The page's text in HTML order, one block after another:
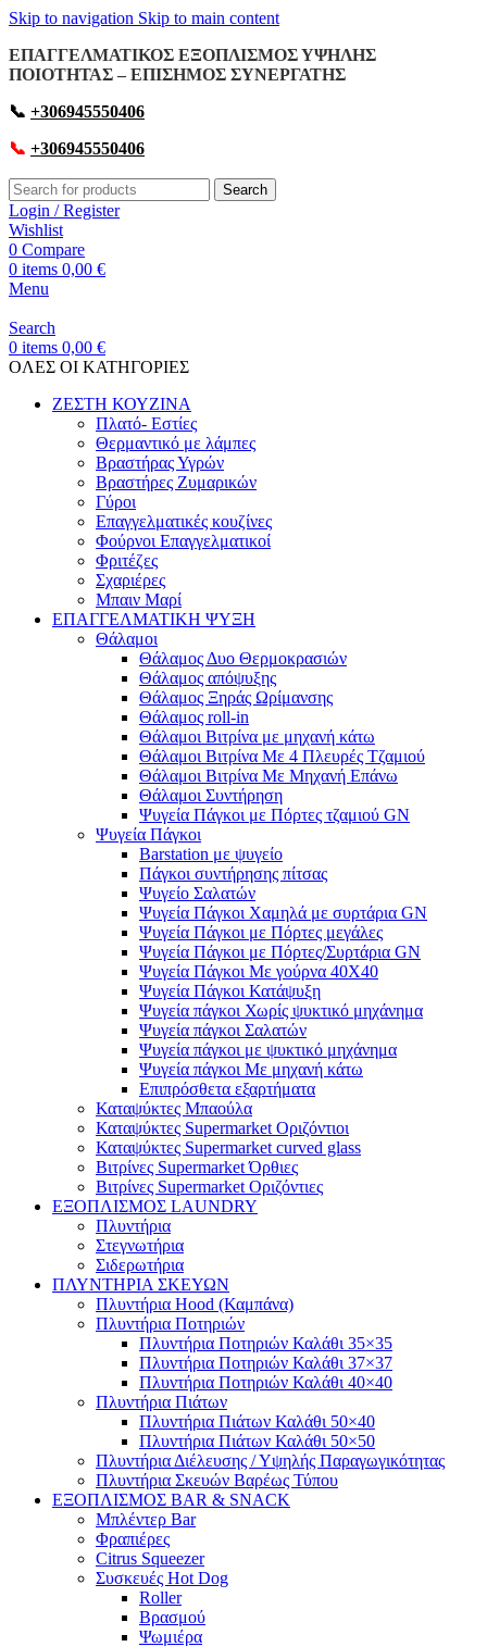
Skip to navigation Skip to main content
ΕΠΑΓΓΕΛΜΑΤΙΚΟΣ ΕΞΟΠΛΙΣΜΟΣ ΥΨΗΛΗΣ
ΠΟΙΟΤΗΤΑΣ – ΕΠΙΣΗΜΟΣ ΣΥΝΕΡΓΑΤΗΣ
📞 +306945550406
📞 +306945550406
Search
Login / Register
Wishlist
0 Compare
0 items 0,00 €
Menu
Search
0 items 0,00 €
OΛΕΣ ΟΙ ΚΑΤΗΓΟΡΙΕΣ
ΖΕΣΤΗ ΚΟΥΖΙΝΑ
Πλατό- Εστίες
Θερμαντικό με λάμπες
Βραστήρας Υγρών
Βραστήρες Ζυμαρικών
Γύροι
Επαγγελματικές κουζίνες
Φούρνοι Επαγγελματικοί
Φριτέζες
Σχαριέρες
Μπαιν Μαρί
ΕΠΑΓΓΕΛΜΑΤΙΚΗ ΨΥΞΗ
Θάλαμοι
Θάλαμος Δυο Θερμοκρασιών
Θάλαμος απόψυξης
Θάλαμος Ξηράς Ωρίμανσης
Θάλαμος roll-in
Θάλαμοι Βιτρίνα με μηχανή κάτω
Θάλαμοι Βιτρίνα Με 4 Πλευρές Τζαμιού
Θάλαμοι Βιτρίνα Με Μηχανή Επάνω
Θάλαμοι Συντήρηση
Ψυγεία Πάγκοι με Πόρτες τζαμιού GN
Ψυγεία Πάγκοι
Barstation με ψυγείο
Πάγκοι συντήρησης πίτσας
Ψυγείο Σαλατών
Ψυγεία Πάγκοι Χαμηλά με συρτάρια GN
Ψυγεία Πάγκοι με Πόρτες μεγάλες
Ψυγεία Πάγκοι με Πόρτες/Συρτάρια GN
Ψυγεία Πάγκοι Με γούρνα 40Χ40
Ψυγεία Πάγκοι Κατάψυξη
Ψυγεία πάγκοι Χωρίς ψυκτικό μηχάνημα
Ψυγεία πάγκοι Σαλατών
Ψυγεία πάγκοι με ψυκτικό μηχάνημα
Ψυγεία πάγκοι Με μηχανή κάτω
Επιπρόσθετα εξαρτήματα
Καταψύκτες Μπαούλα
Καταψύκτες Supermarket Οριζόντιοι
Καταψύκτες Supermarket curved glass
Βιτρίνες Supermarket Όρθιες
Βιτρίνες Supermarket Οριζόντιες
ΕΞΟΠΛΙΣΜΟΣ LAUNDRY
Πλυντήρια
Στεγνωτήρια
Σιδερωτήρια
ΠΛΥΝΤΗΡΙΑ ΣΚΕΥΩΝ
Πλυντήρια Hood (Καμπάνα)
Πλυντήρια Ποτηριών
Πλυντήρια Ποτηριών Καλάθι 35×35
Πλυντήρια Ποτηριών Καλάθι 37×37
Πλυντήρια Ποτηριών Καλάθι 40×40
Πλυντήρια Πιάτων
Πλυντήρια Πιάτων Καλάθι 50×40
Πλυντήρια Πιάτων Καλάθι 50×50
Πλυντήρια Διέλευσης / Υψηλής Παραγωγικότητας
Πλυντήρια Σκευών Βαρέως Τύπου
ΕΞΟΠΛΙΣΜΟΣ BAR & SNACK
Μπλέντερ Bar
Φραπιέρες
Citrus Squeezer
Συσκευές Hot Dog
Roller
Βρασμού
Ψωμιέρα